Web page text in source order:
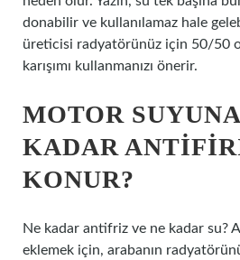
donabilir ve kullanılamaz hale
üreticisi radyatörünüz için 50/50
karışımı kullanmanızı önerir.
MOTOR
KADAR
KONUR?
Ne kadar antifriz ve ne kadar su?
eklemek için, arabanın